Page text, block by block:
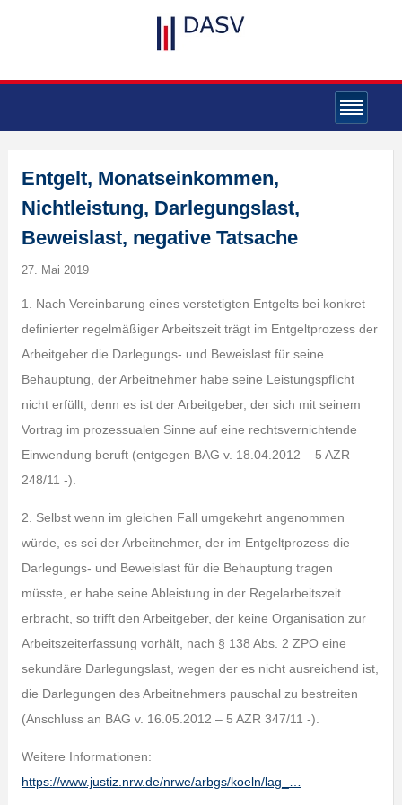
Entgelt, Monatseinkommen,
Nichtleistung, Darlegungslast,
Beweislast, negative Tatsache
27. Mai 2019
1. Nach Vereinbarung eines verstetigten Entgelts bei konkret
definierter regelmäßiger Arbeitszeit trägt im Entgeltprozess der
Arbeitgeber die Darlegungs- und Beweislast für seine
Behauptung, der Arbeitnehmer habe seine Leistungspflicht
nicht erfüllt, denn es ist der Arbeitgeber, der sich mit seinem
Vortrag im prozessualen Sinne auf eine rechtsvernichtende
Einwendung beruft (entgegen BAG v. 18.04.2012 – 5 AZR
248/11 -).
2. Selbst wenn im gleichen Fall umgekehrt angenommen
würde, es sei der Arbeitnehmer, der im Entgeltprozess die
Darlegungs- und Beweislast für die Behauptung tragen
müsste, er habe seine Ableistung in der Regelarbeitszeit
erbracht, so trifft den Arbeitgeber, der keine Organisation zur
Arbeitszeiterfassung vorhält, nach § 138 Abs. 2 ZPO eine
sekundäre Darlegungslast, wegen der es nicht ausreichend ist,
die Darlegungen des Arbeitnehmers pauschal zu bestreiten
(Anschluss an BAG v. 16.05.2012 – 5 AZR 347/11 -).
Weitere Informationen:
https://www.justiz.nrw.de/nrwe/arbgs/koeln/lag_…